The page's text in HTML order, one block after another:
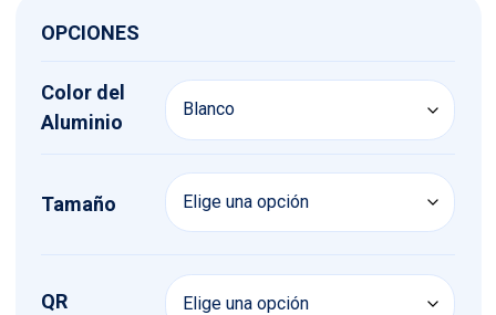
OPCIONES
Color del
Aluminio
Tamaño
QR